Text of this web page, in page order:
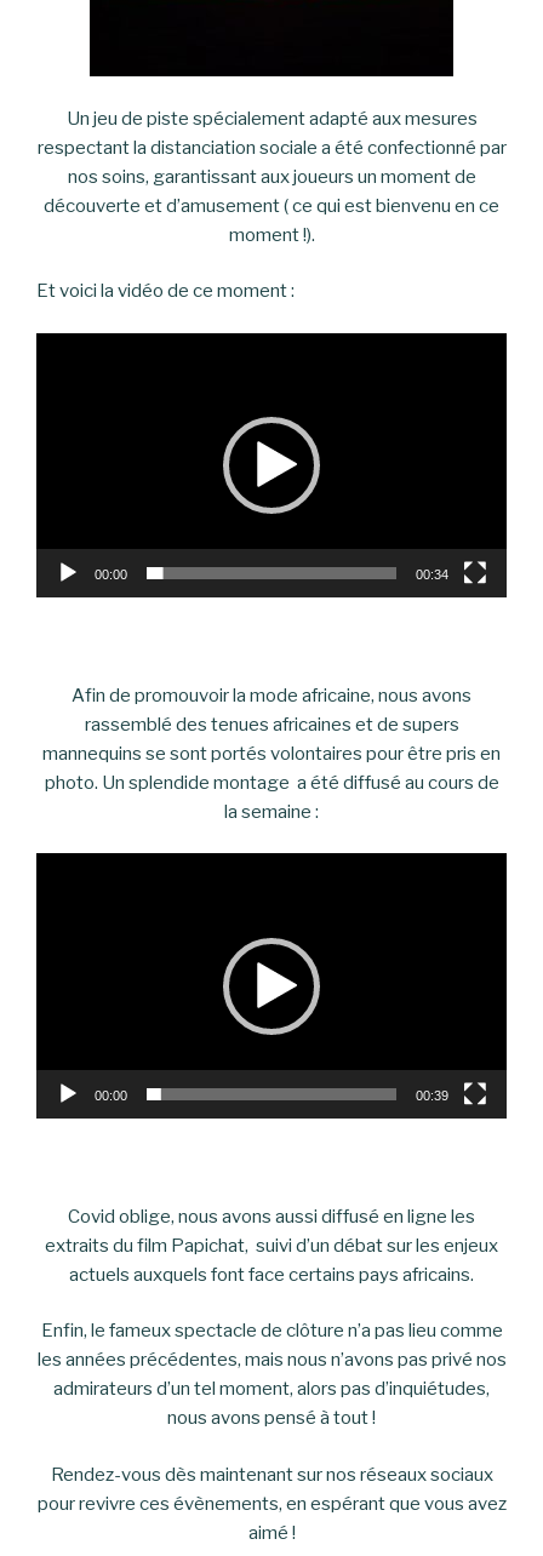
Un jeu de piste spécialement adapté aux mesures
respectant la distanciation sociale a été confectionné par
nos soins, garantissant aux joueurs un moment de
découverte et d’amusement ( ce qui est bienvenu en ce
moment !).
Et voici la vidéo de ce moment :
00:00 00:34
Afin de promouvoir la mode africaine, nous avons
rassemblé des tenues africaines et de supers
mannequins se sont portés volontaires pour être pris en
photo. Un splendide montage a été diffusé au cours de
la semaine :
00:00 00:39
Covid oblige, nous avons aussi diffusé en ligne les
extraits du film Papichat, suivi d’un débat sur les enjeux
actuels auxquels font face certains pays africains.
Enfin, le fameux spectacle de clôture n’a pas lieu comme
les années précédentes, mais nous n’avons pas privé nos
admirateurs d’un tel moment, alors pas d’inquiétudes,
nous avons pensé à tout !
Rendez-vous dès maintenant sur nos réseaux sociaux
pour revivre ces évènements, en espérant que vous avez
aimé !